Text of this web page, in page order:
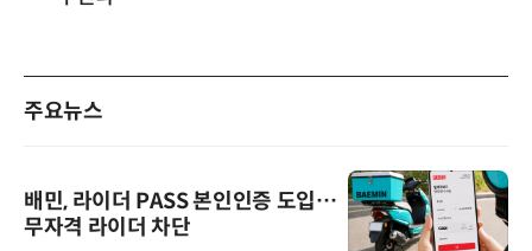
주요뉴스
배민, 라이더 PASS 본인인증 도입…
무자격 라이더 차단